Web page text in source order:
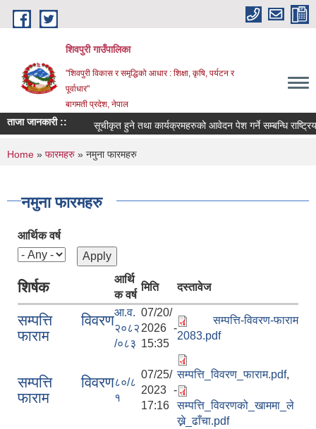
Skip to main content
शिवपुरी गाउँपालिका
"शिवपुरी विकास र समृद्धिको आधार : शिक्षा, कृषि, पर्यटन र
पूर्वाधार"
बागमती प्रदेश, नेपाल
ताजा जानकारी :: सूचीकृत हुने तथा कार्यक्रमहरुको आवेदन पेश गर्ने सम्बन्धि राष्ट्रिय
You are here
Home » फारमहरु » नमुना फारमहरु
नमुना फारमहरु
आर्थिक वर्ष
शिर्षक
आर्थि
क वर्ष
मिति दस्तावेज
सम्पत्ति विवरण
फाराम
आ.व.
२०८२
/०८३
07/20/
2026 -
15:35
सम्पत्ति-विवरण-फाराम
2083.pdf
सम्पत्ति विवरण
फाराम
८०/८
१
07/25/
2023 -
17:16
सम्पत्ति_विवरण_फाराम.pdf,
सम्पत्ति_विवरणको_खाममा_ले
ख्ने_ढाँचा.pdf